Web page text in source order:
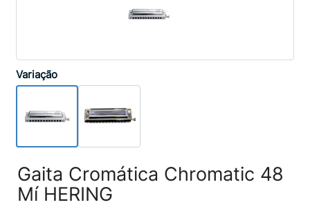
Variação
Gaita Cromática Chromatic 48
Mí HERING